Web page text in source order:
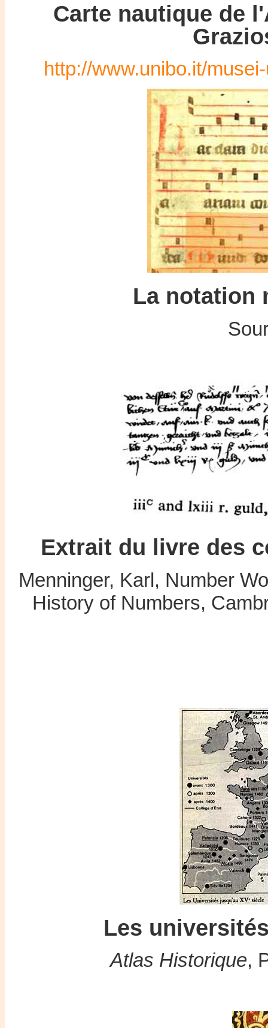
Carte nautique de
http://www.unibo.it/
La notation
Extrait du livre des
Menninger, Karl, Number
History of Numbers,
Les
Atlas Historique,